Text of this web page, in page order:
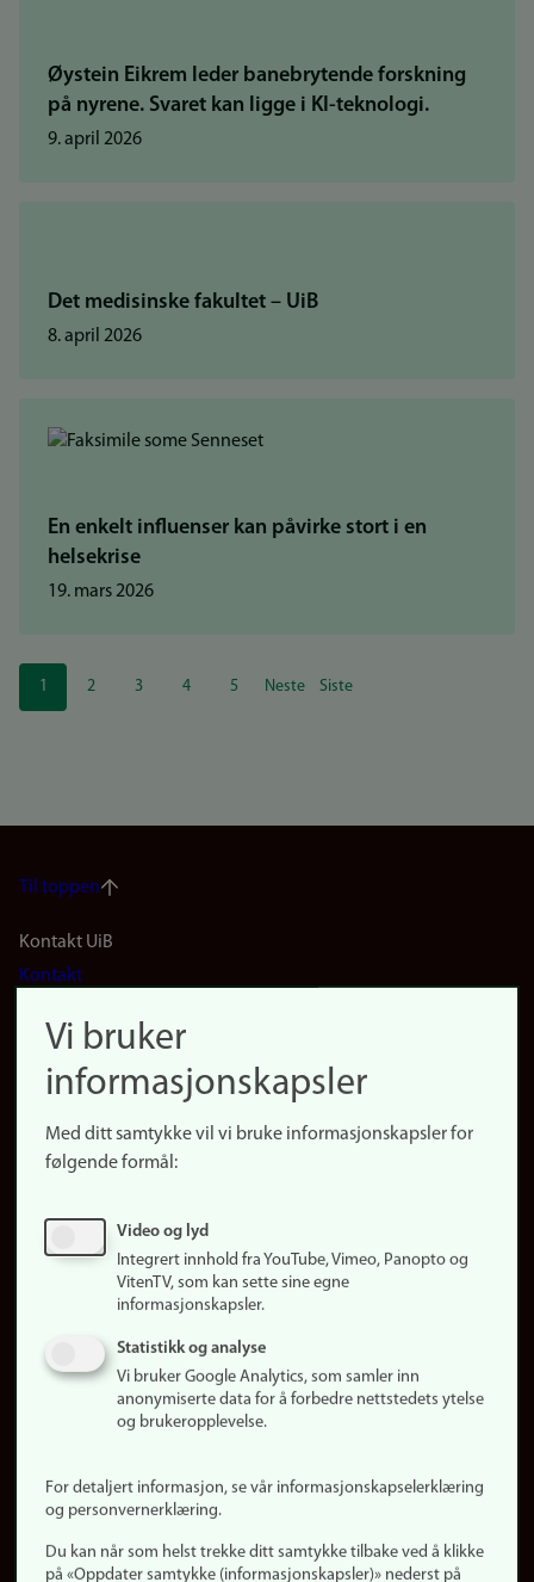
Øystein Eikrem leder banebrytende forskning
på nyrene. Svaret kan ligge i KI-teknologi.
9. april 2026
Det medisinske fakultet – UiB
8. april 2026
En enkelt influenser kan påvirke stort i en
helsekrise
19. mars 2026
Sider
Nåværende
side
1 Side
2 Side
3 Side
4 Side
5
Neste
Neste
Siste
Siste
Til toppen
Footer
navigation
(no)
Kontakt UiB
Kontakt
Finn forsker
Presse
Finn studier
Ledige stillinger
Om nettstedet
Informasjonskapsler
Personvern
Vi bruker
informasjonskapsler
Med ditt samtykke vil vi bruke informasjonskapsler for
følgende formål:
Video og lyd
Integrert innhold fra YouTube, Vimeo, Panopto og
VitenTV, som kan sette sine egne
informasjonskapsler.
Statistikk og analyse
Vi bruker Google Analytics, som samler inn
anonymiserte data for å forbedre nettstedets ytelse
og brukeropplevelse.
For detaljert informasjon, se vår informasjonskapselerklæring
og personvernerklæring.
Du kan når som helst trekke ditt samtykke tilbake ved å klikke
på «Oppdater samtykke (informasjonskapsler)» nederst på